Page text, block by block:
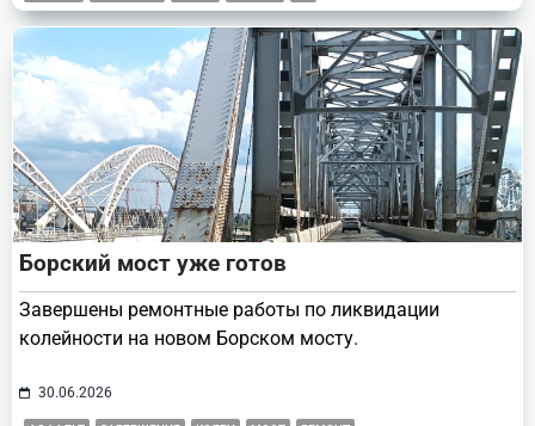
Борский мост уже готов
Завершены ремонтные работы по ликвидации
колейности на новом Борском мосту.
30.06.2026